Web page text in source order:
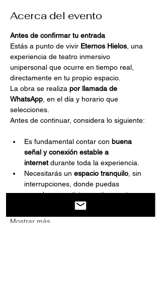
Acerca del evento
Antes de confirmar tu entrada
Estás a punto de vivir Eternos Hielos , una
experiencia de teatro inmersivo
unipersonal que ocurre en tiempo real,
directamente en tu propio espacio.
La obra se realiza por llamada de
WhatsApp , en el día y horario que
selecciones.
Antes de continuar, considera lo siguiente:
Es fundamental contar con buena
señal y conexión estable a
internet durante toda la experiencia.
Necesitarás un espacio tranquilo , sin
interrupciones, donde puedas
escuchar y participar activamente.
Mostrar más